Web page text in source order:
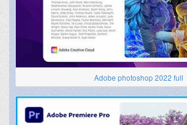
Adobe photoshop 2022 full